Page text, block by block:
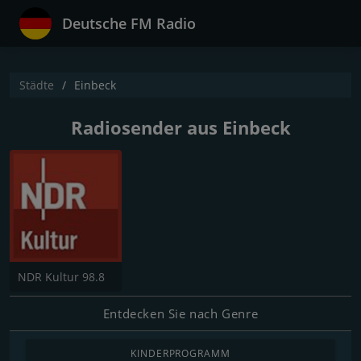
Deutsche FM Radio
Städte Einbeck
Radiosender aus Einbeck
NDR Kultur 98.8
Entdecken Sie nach Genre
KINDERPROGRAMM